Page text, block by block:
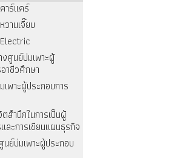
าร์แคร์
วานเจี๊ยบ
ศูนย์บ่มเพาะผู้
าชีวศึกษา
พาะผู้ประกอบการ
สำนึกในการเป็นผู้
ละการเขียนแผนธุรกิจ
ย์บ่มเพาะผู้ประกอบ